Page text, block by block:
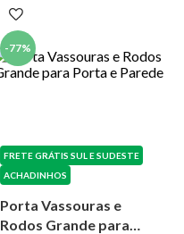
-77%
FRETE GRÁTIS SUL E SUDESTE
ACHADINHOS
Porta Vassouras e
Rodos Grande para